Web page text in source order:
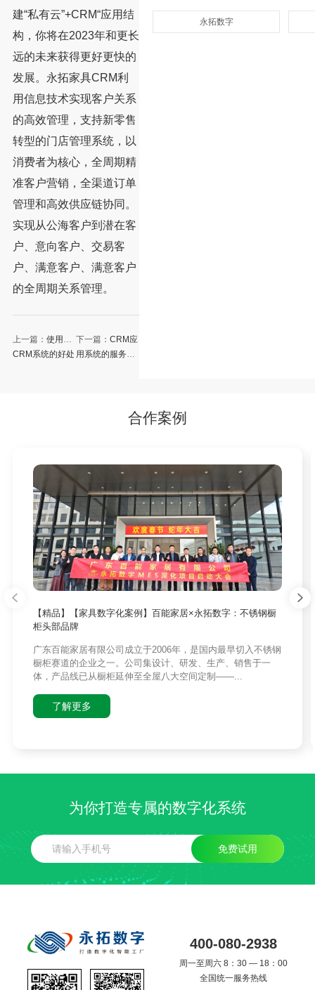
建“私有云”+CRM“应用结
构，你将在2023年和更长
远的未来获得更好更快的
发展。永拓家具CRM利
用信息技术实现客户关系
的高效管理，支持新零售
转型的门店管理系统，以
消费者为核心，全周期精
准客户营销，全渠道订单
管理和高效供应链协同。
实现从公海客户到潜在客
户、意向客户、交易客
户、满意客户、满意客户
的全周期关系管理。
上一篇： 使用
CRM系统的好处
下一篇： CRM应
用系统的服务管
永拓数字
合作案例
【精品】【家具数字化案例】百能家居×永拓数字：不锈钢橱
柜头部品牌
广东百能家居有限公司成立于2006年，是国内最早切入不锈钢
橱柜赛道的企业之一。公司集设计、研发、生产、销售于一
体，产品线已从橱柜延伸至全屋八大空间定制——...
了解更多
为你打造专属的数字化系统
免费试用
400-080-2938
周一至周六 8：30 — 18：00
全国统一服务热线